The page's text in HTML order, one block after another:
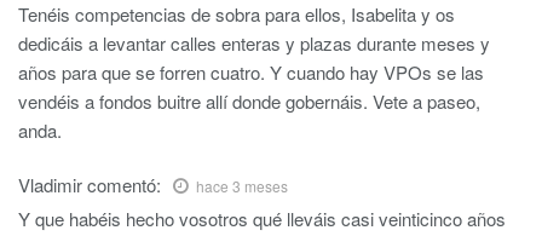
Tenéis competencias de sobra para ellos, Isabelita y os
dedicáis a levantar calles enteras y plazas durante meses y
años para que se forren cuatro. Y cuando hay VPOs se las
vendéis a fondos buitre allí donde gobernáis. Vete a paseo,
anda.
Vladimircomentó: hace 3 meses
Y que habéis hecho vosotros qué lleváis casi veinticinco años